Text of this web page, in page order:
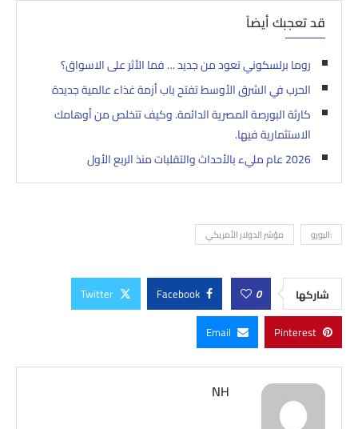
قد تعجبك أيضاً
روما برلسكوني تعود من جديد … فما الأثر على الاسواق؟
الحرب في الشرق الأوسط تفتح باب أزمة غذاء عالمية جديدة
كارثة البورصة المصرية الدائمة. وكيف تتخلص من أوهامك
الاستثمارية فيها.
2026 عام مليء بالأحداث والتقلبات منذ الربع الأول
:اليورو مؤشر الدولار الأمريكي
شاركها 0
Facebook
Twitter
Pinterest
Email
NH